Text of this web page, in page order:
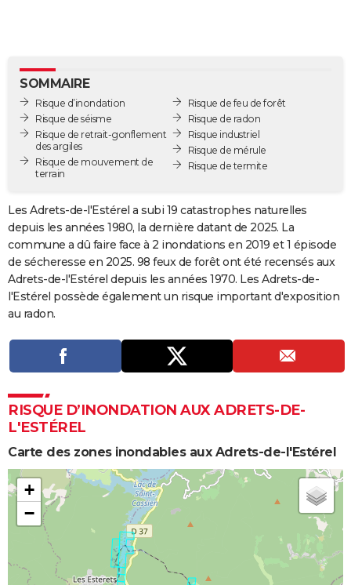
BONS PLANS
CARTE DE VOEUX
Carte de Noël
Carte Bonne année
Carte Saint-Valentin
Carte Pâques
Carte d'anniversaire
DICTIONNAIRE
Dictionnaire
Biographies
Citations
Expressions
Proverbes
PROGRAMME TV
COPAINS D'AVANT
S'inscrire
Se connecter
Lycées
Collèges
Primaires
Universités
Entreprises
Service militaire
Avis de recherche
AVIS DE DÉCÈS
FORUM
Bricolage
Lifestyle
Culture
Sport
Auto
Television
Voyage
Cinema
SOMMAIRE
Risque d’inondation
Risque de séisme
Risque de retrait-gonflement
des argiles
Risque de mouvement de
terrain
Risque de feu de forêt
Risque de radon
Risque industriel
Risque de mérule
Risque de termite
Les Adrets-de-l'Estérel a subi 19 catastrophes naturelles
depuis les années 1980, la dernière datant de 2025. La
commune a dû faire face à 2 inondations en 2019 et 1 épisode
de sécheresse en 2025. 98 feux de forêt ont été recensés aux
Adrets-de-l'Estérel depuis les années 1970. Les Adrets-de-
l'Estérel possède également un risque important d'exposition
au radon.
RISQUE D’INONDATION AUX ADRETS-DE-
L'ESTÉREL
Carte des zones inondables aux Adrets-de-l'Estérel
+
−